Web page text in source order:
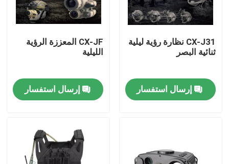
اطلب اقتباس
سترة عسكرية تكتيكية مضادة للرصاص
CX-J31 نظارة رؤية ليلية
ثنائية البصر
إرسال استفسار
CX-JF المعززة الرؤية
الليلية
إرسال استفسار